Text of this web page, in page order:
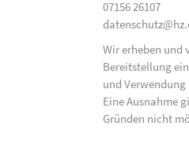
07156 26107
Wir erheben und
Bereitstellung
und
Eine Ausnahme
Gründen nicht